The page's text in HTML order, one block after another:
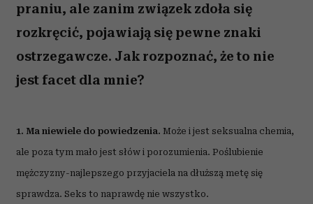
praniu, ale zanim związek zdoła się
rozkręcić, pojawiają się pewne znaki
ostrzegawcze. Jak rozpoznać, że to nie
jest facet dla mnie?
1. Ma niewiele do powiedzenia. Może i jest seksualna chemia,
ale poza tym mało jest słów i porozumienia. Poślubienie
mężczyzny-najlepszego przyjaciela na dłuższą metę się
sprawdza. Seks to naprawdę nie wszystko.